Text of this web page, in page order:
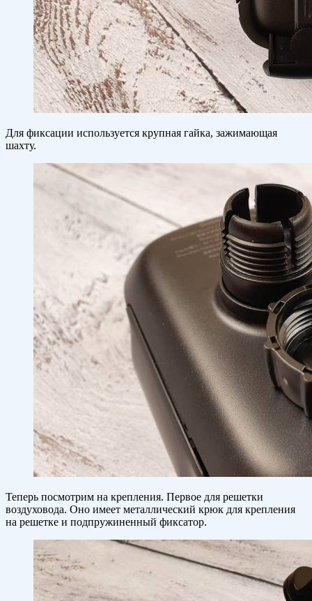
Для фиксации используется крупная гайка, зажимающая
шахту.
Теперь посмотрим на крепления. Первое для решетки
воздуховода. Оно имеет металлический крюк для крепления
на решетке и подпружиненный фиксатор.